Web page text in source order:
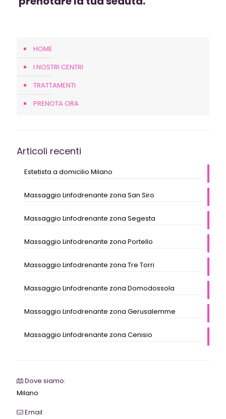
HOME
I NOSTRI CENTRI
TRATTAMENTI
PRENOTA ORA
Articoli recenti
Estetista a domicilio Milano
Massaggio Linfodrenante zona San Siro
Massaggio Linfodrenante zona Segesta
Massaggio Linfodrenante zona Portello
Massaggio Linfodrenante zona Tre Torri
Massaggio Linfodrenante zona Domodossola
Massaggio Linfodrenante zona Gerusalemme
Massaggio Linfodrenante zona Cenisio
Dove siamo:
Milano
Email: